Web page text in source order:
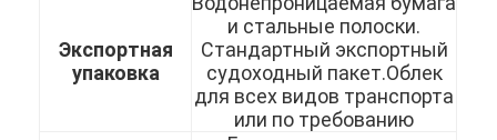
Холоднопрокатная катушка нержавеющей стали
горячекатаный лист нержавеющей стали
Горячекатаная катушка нержавеющей стали
Экспортная
упаковка
и стальные полоски.
Стандартный экспортный
судоходный пакет.Облек
для всех видов транспорта
или по требованию